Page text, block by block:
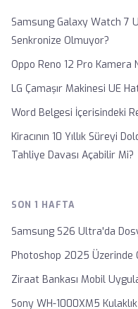
Samsung Galaxy Watch 7
Senkronize Olmuyor?
Oppo Reno 12 Pro Kamera
LG Çamaşır Makinesi UE
Word Belgesi İçerisindeki
Kiracının 10 Yıllık Süreyi
Tahliye Davası Açabilir Mi?
SON 1 HAFTA
Samsung S26 Ultra'da
Photoshop 2025 Üzerinde
Ziraat Bankası Mobil
Sony WH-1000XM5